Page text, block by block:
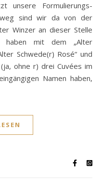
unsere Formulierungs-
sind wir da von der
Winzer an dieser Stelle
haben mit dem „Alter
Schwede(r) Rosé“ und
ohne r) drei Cuvées im
Namen haben,